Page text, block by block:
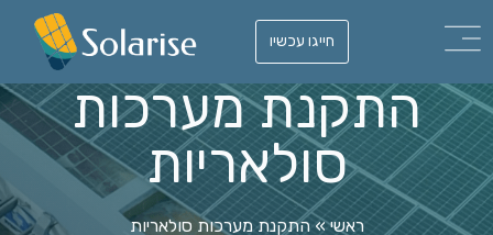
חייגו עכשיו
התקנת מערכות
סולאריות
ראשי»התקנת מערכות סולאריות